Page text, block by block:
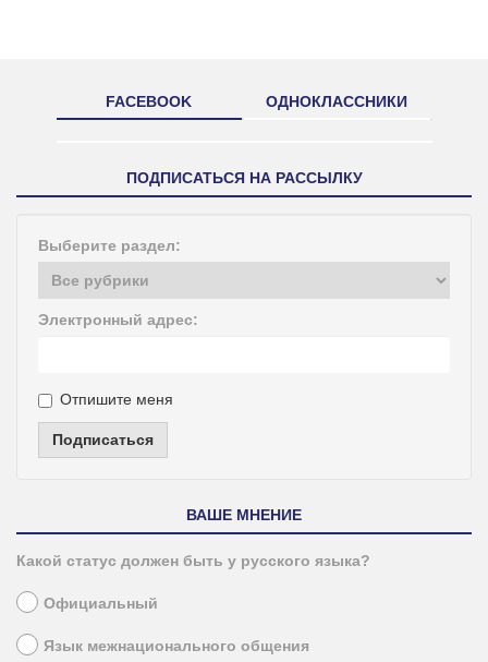
FACEBOOK ОДНОКЛАССНИКИ
ПОДПИСАТЬСЯ НА РАССЫЛКУ
Выберите раздел:
Электронный адрес:
Отпишите меня
Подписаться
ВАШЕ МНЕНИЕ
Какой статус должен быть у русского языка?
Официальный
Язык межнационального общения